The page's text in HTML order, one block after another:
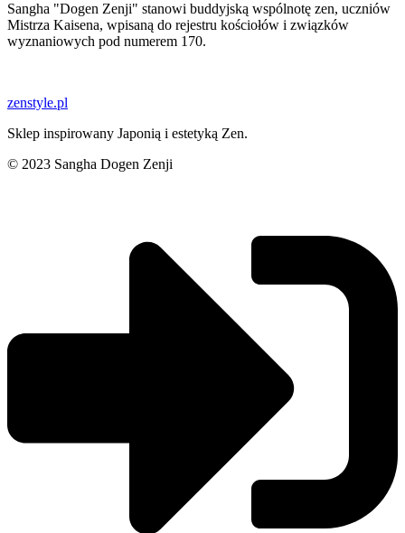
Sangha "Dogen Zenji" stanowi buddyjską wspólnotę zen, uczniów
Mistrza Kaisena, wpisaną do rejestru kościołów i związków
wyznaniowych pod numerem 170.
zenstyle.pl
Sklep inspirowany Japonią i estetyką Zen.
© 2023 Sangha Dogen Zenji